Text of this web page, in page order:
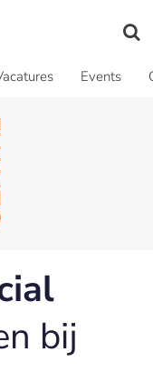
Events
bij